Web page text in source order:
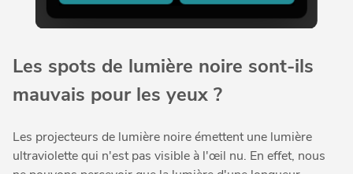
Les spots de lumière noire sont-ils
mauvais pour les yeux ?
Les projecteurs de lumière noire émettent une lumière
ultraviolette qui n'est pas visible à l'œil nu. En effet, nous